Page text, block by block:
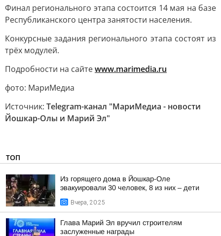
Финал регионального этапа состоится 14 мая на базе
Республиканского центра занятости населения.
Конкурсные задания регионального этапа состоят из
трёх модулей.
Подробности на сайтеwww.marimedia.ru
фото: МариМедиа
Источник: Telegram-канал "МариМедиа - новости
Йошкар-Олы и Марий Эл"
ТОП
Из горящего дома в Йошкар-Оле
эвакуировали 30 человек, 8 из них – дети
Вчера, 20:25
Глава Марий Эл вручил строителям
заслуженные награды